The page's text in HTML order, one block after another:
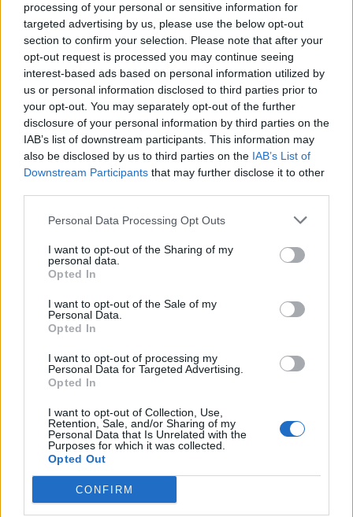
processing of your personal or sensitive information for
targeted advertising by us, please use the below opt-out
section to confirm your selection. Please note that after your
opt-out request is processed you may continue seeing
interest-based ads based on personal information utilized by
us or personal information disclosed to third parties prior to
your opt-out. You may separately opt-out of the further
disclosure of your personal information by third parties on the
IAB’s list of downstream participants. This information may
also be disclosed by us to third parties on the IAB’s List of
Downstream Participants that may further disclose it to other
Personal Data Processing Opt Outs
I want to opt-out of the Sharing of my
personal data.
Opted In
I want to opt-out of the Sale of my
Personal Data.
Opted In
I want to opt-out of processing my
Personal Data for Targeted Advertising.
Opted In
I want to opt-out of Collection, Use,
Retention, Sale, and/or Sharing of my
Personal Data that Is Unrelated with the
Purposes for which it was collected.
Opted Out
CONFIRM
Αναλυτικά τα αποτελέσματα:
A’ όμιλος
Θεσπρωτός- Ολυμπιακός Β 2-1
Καβάλα-Απόλλων Λάρισας 0-0
Αλμωπός Αριδαίας-ΑΕΛ 0-1
Ολυμπιακός Βόλου – ΠΑΟΚ ΒΑναβλήθηκε
Αναγέννηση Καρδίτσας – Βέροια Αναβλήθηκε
Ξάνθη – Πανσερραϊκός
Αναβλήθηκε
15:00 Νίκη Βόλου – Τρίκαλα
Ρεπό:Απόλλων Πόντου
B’ όμιλος
ΑΕΚ Β-Λεβαδειακός 2-1
Καλαμάτα-Ηρόδοτος 2-0
Εργοτέλης-ΟΦ Ιεράπετρας 1-3
Παναθηναϊκός Β – ΑιγάλεωΑναβλήθηκε
Κηφισιά – ΡόδοςΑναβλήθηκε
Καραϊσκάκης – ΚαλλιθέαΑναβλήθηκε
Επισκοπή